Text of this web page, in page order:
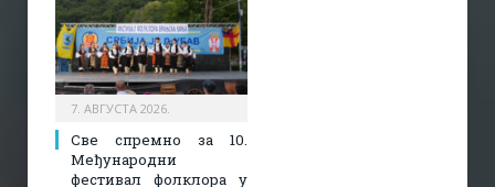
7. АВГУСТА 2026.
Све спремно за 10.
Међународни
фестивал фолклора у